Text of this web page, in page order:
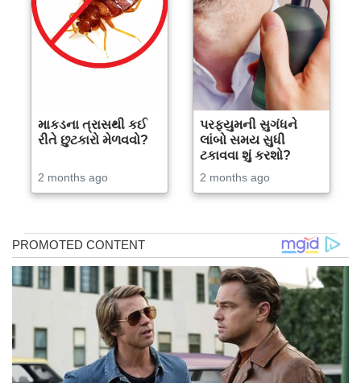
માકડના ત્રાસથી કઈ
રીતે છુટકારો મેળવવો?
2 months ago
પરફ્યુમની સુગંધને
લાંબો સમય સુધી
ટકાવવા શું કરશો?
2 months ago